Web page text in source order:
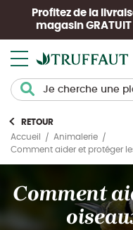
Profitez de la
magasin GRATUIT
RETOUR
Accueil
Animalerie
Comment aider et protéger
Comment